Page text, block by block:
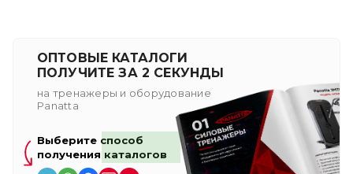
ОПТОВЫЕ КАТАЛОГИ
ПОЛУЧИТЕ ЗА 2 СЕКУНДЫ
на тренажеры и оборудование
Panatta
Выберите способ
получения каталогов